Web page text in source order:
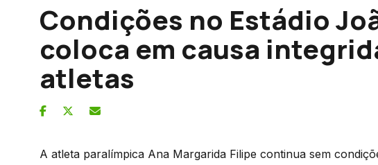
Condições no Estádio
coloca em causa
atletas
A atleta paralímpica Ana Margarida Filipe continua sem